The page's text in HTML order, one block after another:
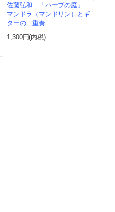
佐藤弘和 「ハーブの庭」
マンドラ（マンドリン）とギ
ターの二重奏
1,300円(内税)